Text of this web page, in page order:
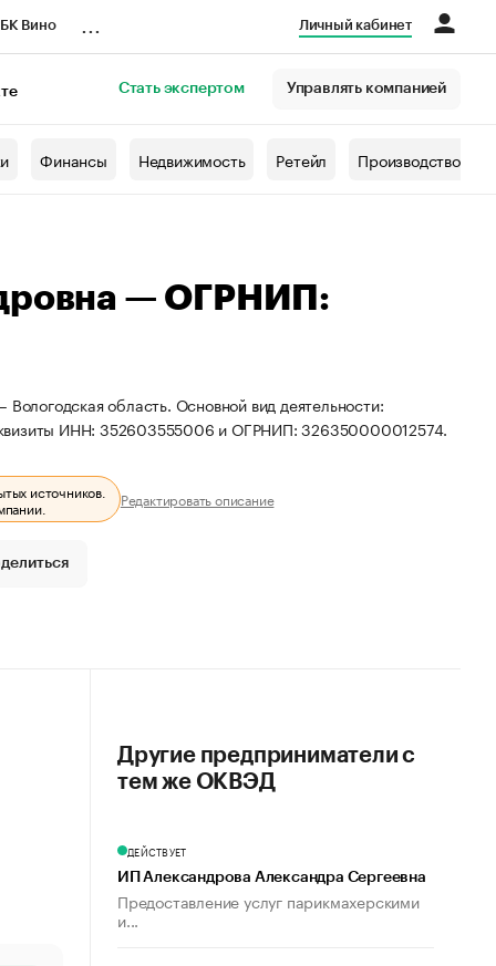
Вино Личный кабинет
Стать экспертом Управлять компанией
Финансы Недвижимость Ретейл Производство
— ОГРНИП:
область. Основной вид деятельности:
ИНН: 352603555006 и ОГРНИП: 326350000012574.
источников.
Редактировать описание
Другие предприниматели с
тем же ОКВЭД
ДЕЙСТВУЕТ
ИП Александрова Александра Сергеевна
Предоставление услуг парикмахерскими
и...